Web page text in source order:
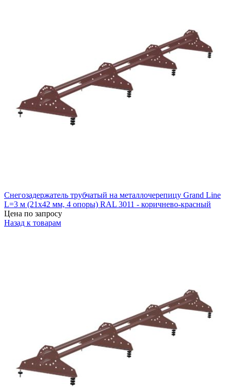
Снегозадержатель трубчатый на металлочерепицу Grand Line
L=3 м (21х42 мм, 4 опоры) RAL 3011 - коричнево-красный
Цена по запросу
Назад к товарам